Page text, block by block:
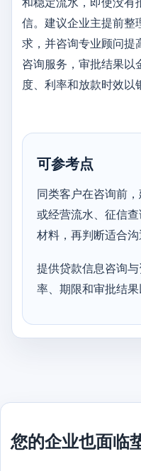
和稳定流水，即使没有
信。建议企业主提前整
求，并咨询专业顾问提
咨询服务，审批结果以
度、利率和放款时效以
可参考点
同类客户在咨询前
或经营流水、征信
材料，再判断适合沟
提供贷款信息咨询
率、期限和审批结果
您的企业也面临